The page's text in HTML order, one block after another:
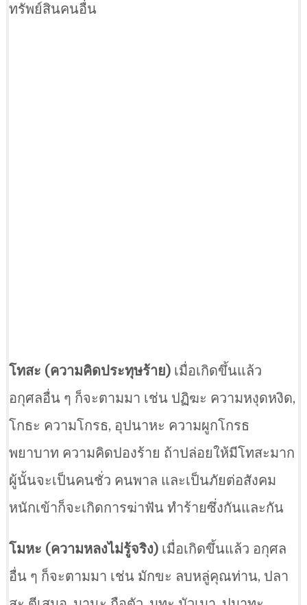
ทรัพย์สินคนอื่น
โทสะ (ความคิดประทุษร้าย) เมื่อเกิดขึ้นแล้ว
อกุศลอื่น ๆ ก็จะตามมา เช่น ปฏิฆะ ความหงุดหงิด,
โกธะ ความโกรธ, อุปนาหะ ความผูกโกรธ
พยาบาท ความคิดปองร้าย ถ้าปล่อยให้มีโทสะมาก
ผู้นั้นจะเป็นคนชั่ว คนพาล และเป็นภัยต่อสังคม
หนักเข้าก็จะเกิดการฆ่าฟัน ทำร้ายซึ่งกันและกัน
โมหะ (ความหลงไม่รู้จริง) เมื่อเกิดขึ้นแล้ว อกุศล
อื่น ๆ ก็จะตามมา เช่น มักขะ ลบหลู่คุณท่าน, ปลา